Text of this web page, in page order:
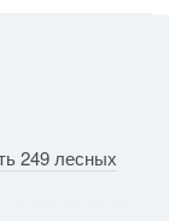
249 лесных